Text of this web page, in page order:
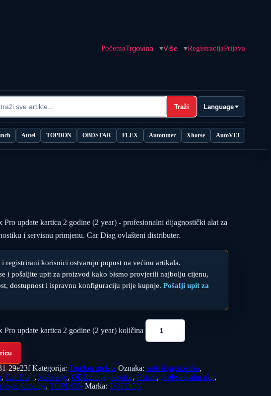
PočetnaTrgovina Više RegistracijaPrijava
Traži Language
Autel TOPDON OBDSTAR FLEX Autotuner Xhorse AutoVEI
Pro update kartica 2 godine (2 year) - profesionalni dijagnostički alat za
i servisnu primjenu. Car Diag ovlašteni distributer.
registrirani korisnici ostvaruju popust na većinu artikala.
i pošaljite upit za proizvod kako bismo provjerili najbolju cijenu,
dostupnost i ispravnu konfiguraciju prije kupnje.Pošalji upit za
Pro update kartica 2 godine (2 year) količina
29e23f Kategorija:Topdon update Oznaka:auto dijagnostika,
,Car Diag,kodiranje,OBD2 dijagnostika,Ostalo,profesionalni alat,
funkcije,TOPDON Marka:TOPDON